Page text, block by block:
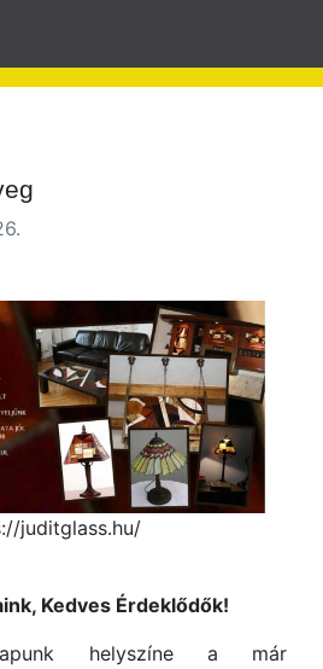
juditglass.hu/
Kedves Érdeklődők!
helyszíne a már